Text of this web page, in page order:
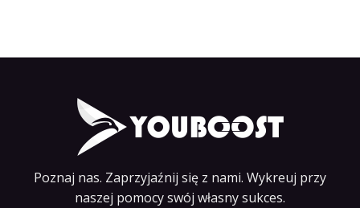
Poznaj nas. Zaprzyjaźnij się z nami. Wykreuj przy
naszej pomocy swój własny sukces.